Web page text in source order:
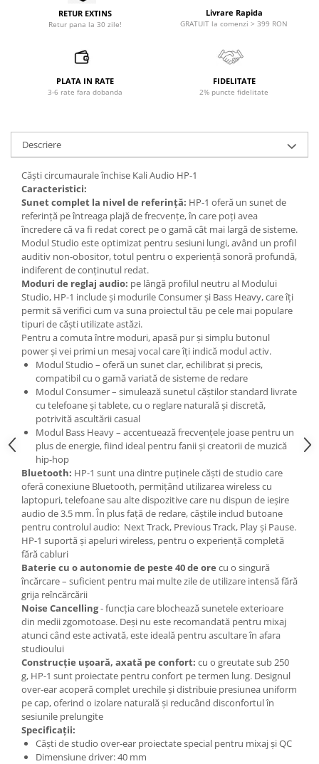
Accesorii de microfoane
Accesorii de rack
Controllere MIDI - USB DAW
Interfete audio
Interfete MIDI si Cabluri Midi-USB
Microfoane de studio
Monitoare de studio
Pop filtre
Preamplificatoare
Protectii antifonice pentru urechi
Rack studio
Recordere de studio
Recordere portabile
Sintetizatoare
Standuri si stative de monitoare
Subwoofere de studio
Tratament acustic
Lumini si efecte
Accesorii pentru lumini
Bare Led
Cabluri de Alimentare
Case-uri de lumini
Comenzi si controllere
Ecrane LED
Efecte de lumini
Lasere
Masini de fum si ceata
Mixere DMX
Moving Head-uri
Par Led si Pinspot
Proiectoare
Scene şi Ring-uri de Dans
Stative si schela lumini
Instrumente Muzicale
Chitare si bass
Claviaturi
Instrumente cu arcus
RETUR EXTINS
Retur pana la 30 zile!
Livrare Rapida
GRATUIT la comenzi > 399 RON
PLATA IN RATE
3-6 rate fara dobanda
FIDELITATE
2% puncte fidelitate
Descriere
Căști circumaurale închise Kali Audio HP-1
Caracteristici:
Sunet complet la nivel de referință: HP-1 oferă un sunet de
referință pe întreaga plajă de frecvențe, în care poți avea
încredere că va fi redat corect pe o gamă cât mai largă de sisteme.
Modul Studio este optimizat pentru sesiuni lungi, având un profil
auditiv non-obositor, totul pentru o experiență sonoră profundă,
indiferent de conținutul redat.
Moduri de reglaj audio: pe lângă profilul neutru al Modului
Studio, HP-1 include și modurile Consumer și Bass Heavy, care îți
permit să verifici cum va suna proiectul tău pe cele mai populare
tipuri de căști utilizate astăzi.
Pentru a comuta între moduri, apasă pur și simplu butonul
power și vei primi un mesaj vocal care îți indică modul activ.
Modul Studio – oferă un sunet clar, echilibrat și precis,
compatibil cu o gamă variată de sisteme de redare
Modul Consumer – simulează sunetul căștilor standard livrate
cu telefoane și tablete, cu o reglare naturală și discretă,
potrivită ascultării casual
Modul Bass Heavy – accentuează frecvențele joase pentru un
plus de energie, fiind ideal pentru fanii și creatorii de muzică
hip-hop
Bluetooth: HP-1 sunt una dintre puținele căști de studio care
oferă conexiune Bluetooth, permițând utilizarea wireless cu
laptopuri, telefoane sau alte dispozitive care nu dispun de ieșire
audio de 3.5 mm. În plus față de redare, căștile includ butoane
pentru controlul audio: Next Track, Previous Track, Play și Pause.
HP-1 suportă și apeluri wireless, pentru o experiență completă
fără cabluri
Baterie cu o autonomie de peste 40 de ore cu o singură
încărcare – suficient pentru mai multe zile de utilizare intensă fără
grija reîncărcării
Noise Cancelling- funcția care blochează sunetele exterioare
din medii zgomotoase. Deși nu este recomandată pentru mixaj
atunci când este activată, este ideală pentru ascultare în afara
studioului
Construcție ușoară, axată pe confort: cu o greutate sub 250
g, HP-1 sunt proiectate pentru confort pe termen lung. Designul
over-ear acoperă complet urechile și distribuie presiunea uniform
pe cap, oferind o izolare naturală și reducând disconfortul în
sesiunile prelungite
Specificații:
Căști de studio over-ear proiectate special pentru mixaj și QC
Dimensiune driver: 40 mm